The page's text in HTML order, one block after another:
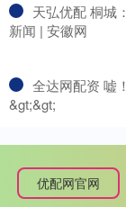
天弘优配 桐城
新闻 | 安徽网
全达网配资 嘘
&gt;&gt;
优配网官网